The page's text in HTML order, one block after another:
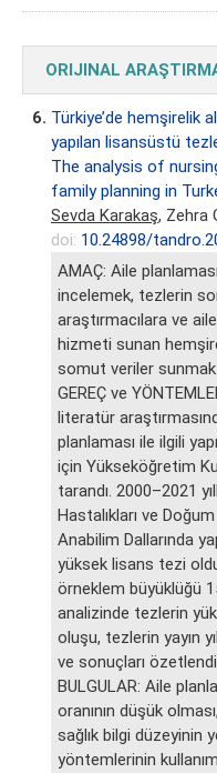
ORIJINAL
6. Türkiye’de hemşirelik
yapılan lisansüstü
The analysis of
family planning in
Sevda Karakaş, Zehra
doi: 10.24898/
AMAÇ: Aile
incelemek, tezlerin
araştırmacılara ve
hizmeti sunan
somut veriler sunmak
GEREÇ ve
literatür
planlaması ile ilgili
için Yükseköğretim
tarandı. 2000–2021
Hastalıkları ve
Anabilim Dallarında
yüksek lisans tezi
örneklem büyüklüğü
analizinde tezlerin
oluşu, tezlerin yayın
ve sonuçları
BULGULAR: Aile
oranının düşük
sağlık bilgi düzeyinin
yöntemlerinin